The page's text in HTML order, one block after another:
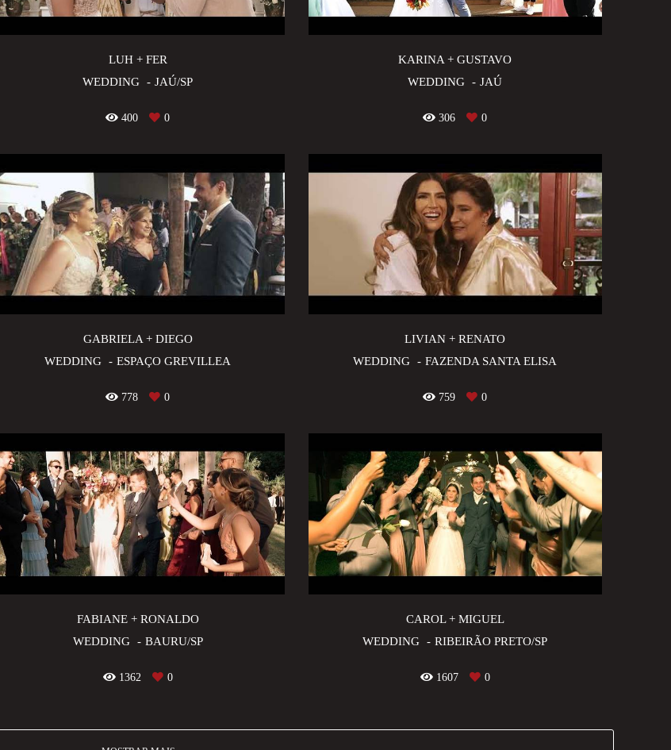
LUH + FER
WEDDING
JAÚ/SP
400 0
KARINA + GUSTAVO
WEDDING
JAÚ
306 0
GABRIELA + DIEGO
WEDDING
ESPAÇO GREVILLEA
778 0
LIVIAN + RENATO
WEDDING
FAZENDA SANTA ELISA
759 0
FABIANE + RONALDO
WEDDING
BAURU/SP
1362 0
CAROL + MIGUEL
WEDDING
RIBEIRÃO PRETO/SP
1607 0